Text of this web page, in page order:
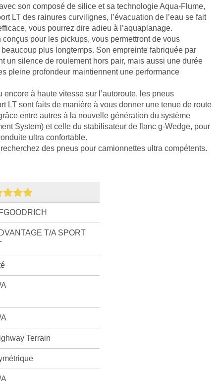
son composé de silice et sa technologie Aqua-Flume,
LT des rainures curvilignes, l’évacuation de l’eau se fait
vous pourrez dire adieu à l’aquaplanage.
pour les pickups, vous permettront de vous
plus longtemps. Son empreinte fabriquée par
un silence de roulement hors pair, mais aussi une durée
pleine profondeur maintiennent une performance
encore à haute vitesse sur l’autoroute, les pneus
LT sont faits de manière à vous donner une tenue de route
entre autres à la nouvelle génération du système
System) et celle du stabilisateur de flanc g-Wedge, pour
ultra confortable.
des pneus pour camionnettes ultra compétents.
T/A SPORT
Terrain